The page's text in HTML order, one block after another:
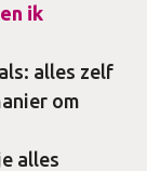
ik
alles zelf
om
alles